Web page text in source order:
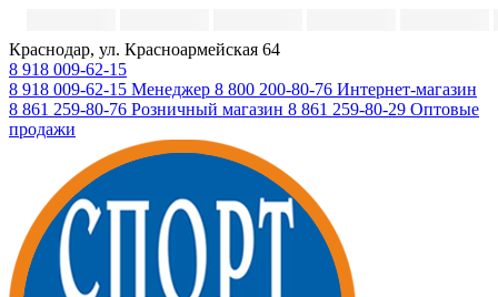
Краснодар, ул. Красноармейская 64
8 918 009-62-15
8 918 009-62-15 Менеджер 8 800 200-80-76 Интернет-магазин
8 861 259-80-76 Розничный магазин 8 861 259-80-29 Оптовые
продажи